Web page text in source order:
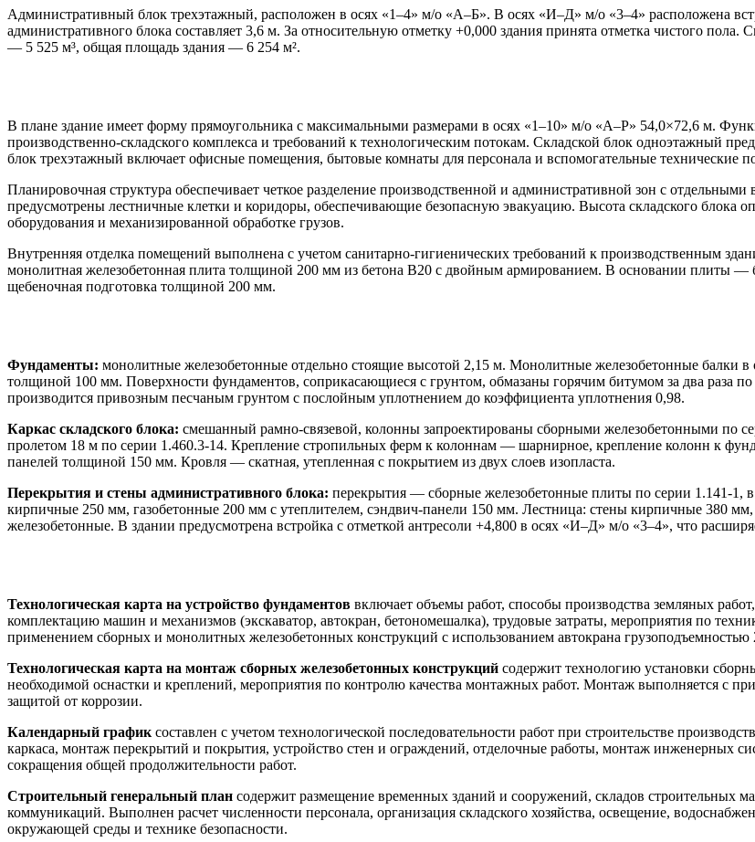
Административный блок трехэтажный, расположен в осях «1–4» м/о «А–Б». В осях «И–Д» м/о «3–4» расположена
административного блока составляет 3,6 м. За относительную отметку +0,000 здания принята отметка чистого
— 5 525 м³, общая площадь здания — 6 254 м².
В плане здание имеет форму прямоугольника с максимальными размерами в осях «1–10» м/о «А–Р» 54,0×72,6 м.
производственно-складского комплекса и требований к технологическим потокам. Складской блок одноэтажный
блок трехэтажный включает офисные помещения, бытовые комнаты для персонала и вспомогательные технические
Планировочная структура обеспечивает четкое разделение производственной и административной зон с
предусмотрены лестничные клетки и коридоры, обеспечивающие безопасную эвакуацию. Высота складского блока
оборудования и механизированной обработке грузов.
Внутренняя отделка помещений выполнена с учетом санитарно-гигиенических требований к производственным
монолитная железобетонная плита толщиной 200 мм из бетона В20 с двойным армированием. В основании плиты —
щебеночная подготовка толщиной 200 мм.
Фундаменты: монолитные железобетонные отдельно стоящие высотой 2,15 м. Монолитные железобетонные балки
толщиной 100 мм. Поверхности фундаментов, соприкасающиеся с грунтом, обмазаны горячим битумом за два раза
производится привозным песчаным грунтом с послойным уплотнением до коэффициента уплотнения 0,98.
Каркас складского блока: смешанный рамно-связевой, колонны запроектированы сборными железобетонными по
пролетом 18 м по серии 1.460.3-14. Крепление стропильных ферм к колоннам — шарнирное, крепление колонн к
панелей толщиной 150 мм. Кровля — скатная, утепленная с покрытием из двух слоев изопласта.
Перекрытия и стены административного блока: перекрытия — сборные железобетонные плиты по серии 1.141-
кирпичные 250 мм, газобетонные 200 мм с утеплителем, сэндвич-панели 150 мм. Лестница: стены кирпичные 380
железобетонные. В здании предусмотрена встройка с отметкой антресоли +4,800 в осях «И–Д» м/о «3–4», что
Технологическая карта на устройство фундаментов включает объемы работ, способы производства земляных
комплектацию машин и механизмов (экскаватор, автокран, бетономешалка), трудовые затраты, мероприятия по
применением сборных и монолитных железобетонных конструкций с использованием автокрана грузоподъемностью
Технологическая карта на монтаж сборных железобетонных конструкций содержит технологию установки
необходимой оснастки и креплений, мероприятия по контролю качества монтажных работ. Монтаж выполняется с
защитой от коррозии.
Календарный график составлен с учетом технологической последовательности работ при строительстве
каркаса, монтаж перекрытий и покрытия, устройство стен и ограждений, отделочные работы, монтаж инженерных
сокращения общей продолжительности работ.
Строительный генеральный план содержит размещение временных зданий и сооружений, складов строительных
коммуникаций. Выполнен расчет численности персонала, организация складского хозяйства, освещение,
окружающей среды и технике безопасности.